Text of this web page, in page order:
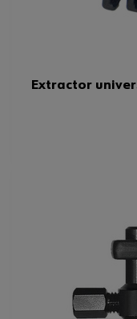
Extractor